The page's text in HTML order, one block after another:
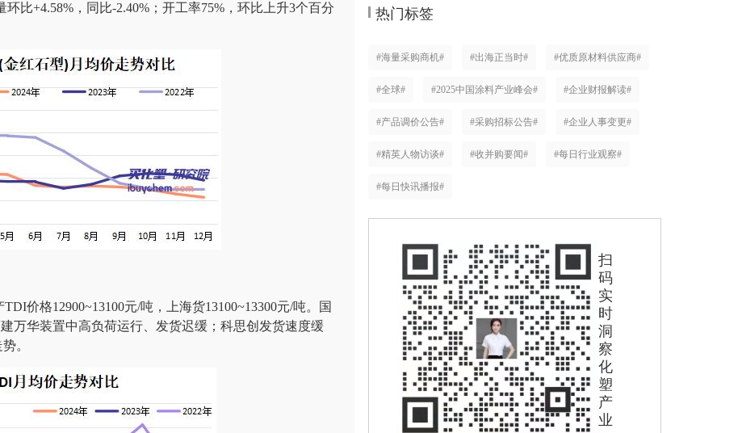
比+4.58%，同比-2.40%；开工率75%，环比上升3个百分
价格12900~13100元/吨，上海货13100~13300元/吨。国
万华装置中高负荷运行、发货迟缓；科思创发货速度缓
。
热门标签
#海量采购商机# #出海正当时# #优质原材料供应商#
#全球# #2025中国涂料产业峰会# #企业财报解读#
#产品调价公告# #采购招标公告# #企业人事变更#
#精英人物访谈# #收并购要闻# #每日行业观察#
#每日快讯播报#
扫
码
实
时
洞
察
化
塑
产
业